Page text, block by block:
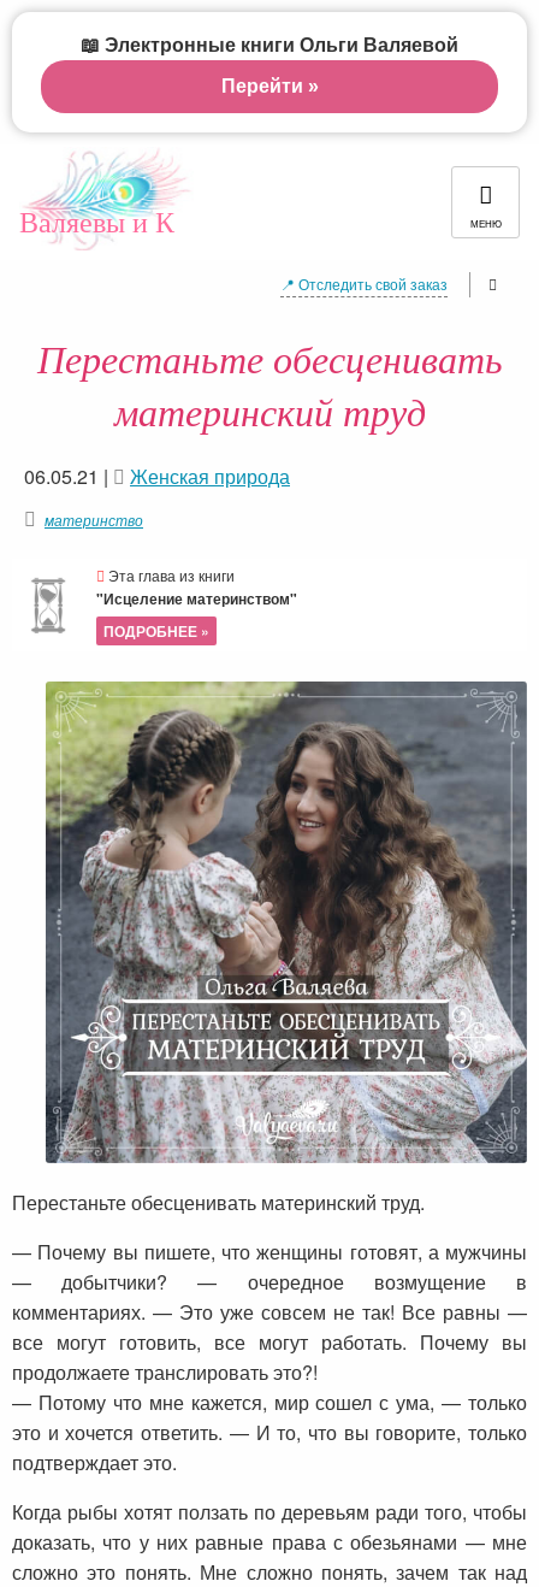
Валяевы и К МЕНЮ
📍 Отследить свой заказ
Перестаньте обесценивать
материнский труд
06.05.21 | Женская природа
материнство
Эта глава из книги
"Исцеление материнством"
ПОДРОБНЕЕ »
Перестаньте обесценивать материнский труд.
— Почему вы пишете, что женщины готовят, а мужчины
— добытчики? — очередное возмущение в
комментариях. — Это уже совсем не так! Все равны —
все могут готовить, все могут работать. Почему вы
продолжаете транслировать это?!
— Потому что мне кажется, мир сошел с ума, — только
это и хочется ответить. — И то, что вы говорите, только
подтверждает это.
Когда рыбы хотят ползать по деревьям ради того, чтобы
доказать, что у них равные права с обезьянами — мне
сложно это понять. Мне сложно понять, зачем так над
📖 Электронные книги Ольги Валяевой
Перейти »